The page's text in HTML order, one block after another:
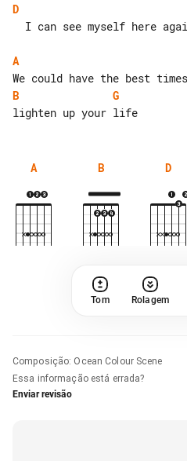
D
A
B
G
A B D
Tom Rolagem
Composição: Ocean Colour Scene
Essa informação está errada?
Enviar revisão